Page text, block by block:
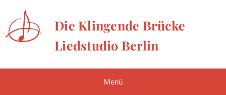
Die Klingende Brücke
Liedstudio Berlin
Menü